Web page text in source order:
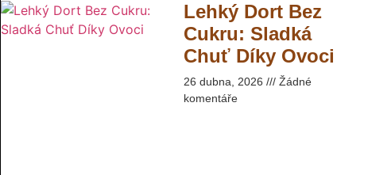
Lehký Dort Bez
Cukru: Sladká
Chuť Díky Ovoci​
26 dubna, 2026
Žádné
komentáře